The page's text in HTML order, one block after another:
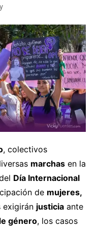
, colectivos
marchasen la
Día Internacional
de mujeres,
exigirán justiciaante
género, los casos